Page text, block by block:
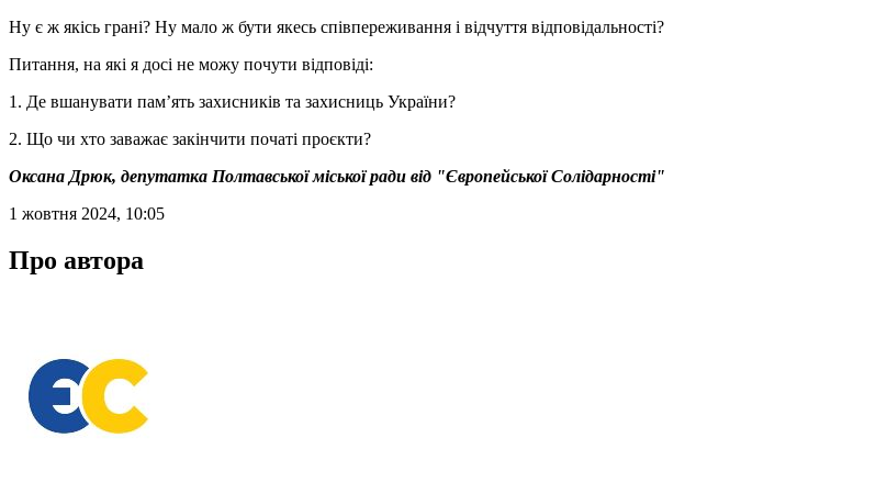
Ну є ж якісь грані? Ну мало ж бути якесь співпереживання і відчуття відповідальності?
Питання, на які я досі не можу почути відповіді:
1. Де вшанувати памʼять захисників та захисниць України?
2. Що чи хто заважає закінчити початі проєкти?
Оксана Дрюк, депутатка Полтавської міської ради від "Європейської Солідарності"
1 жовтня 2024, 10:05
Про автора